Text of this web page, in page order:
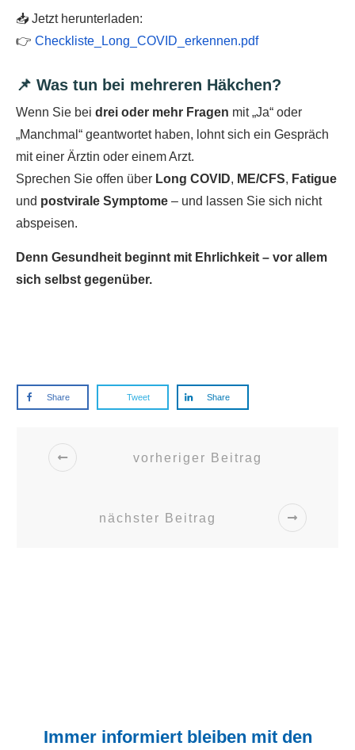
📥 Jetzt herunterladen:
👉 Checkliste_Long_COVID_erkennen.pdf
📌 Was tun bei mehreren Häkchen?
Wenn Sie bei drei oder mehr Fragen mit „Ja“ oder
„Manchmal“ geantwortet haben, lohnt sich ein Gespräch
mit einer Ärztin oder einem Arzt.
Sprechen Sie offen über Long COVID, ME/CFS, Fatigue
und postvirale Symptome – und lassen Sie sich nicht
abspeisen.
Denn Gesundheit beginnt mit Ehrlichkeit – vor allem
sich selbst gegenüber.
Share Tweet Share
vorheriger Beitrag
nächster Beitrag
Immer informiert bleiben mit den